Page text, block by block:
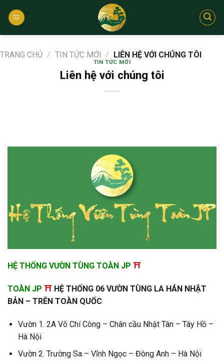
qua
TRANG CHỦ / TIN TỨC MỚI / LIÊN HỆ VỚI CHÚNG TÔI
TIN TỨC MỚI
Liên hệ với chúng tôi
HỆ THỐNG VƯỜN TÙNG TOÀN JP ⛩
TOÀN JP ⛩ HỆ THỐNG 06 VƯỜN TÙNG LA HÁN NHẬT
BẢN – TRÊN TOÀN QUỐC
Vườn 1. 2A Võ Chí Công – Chân cầu Nhật Tân – Tây Hồ –
Hà Nội
Vườn 2. Trường Sa – Vĩnh Ngọc – Đông Anh – Hà Nội